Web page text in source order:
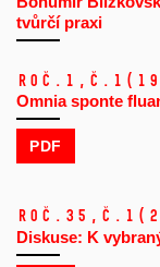
tvůrčí praxi
Roč.1, č.1
Omnia sponte
PDF
Roč.35, č.1
Diskuse: K